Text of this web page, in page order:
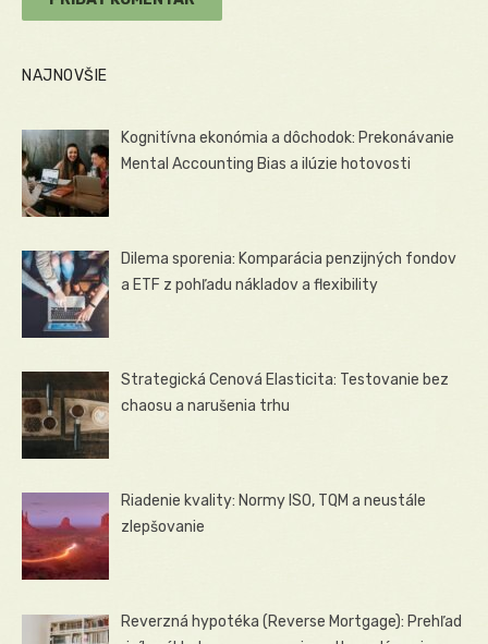
NAJNOVŠIE
Kognitívna ekonómia a dôchodok: Prekonávanie
Mental Accounting Bias a ilúzie hotovosti
Dilema sporenia: Komparácia penzijných fondov
a ETF z pohľadu nákladov a flexibility
Strategická Cenová Elasticita: Testovanie bez
chaosu a narušenia trhu
Riadenie kvality: Normy ISO, TQM a neustále
zlepšovanie
Reverzná hypotéka (Reverse Mortgage): Prehľad